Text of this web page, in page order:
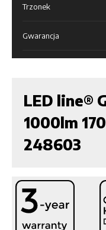
Trzonek
Gwarancja
LED line®
1000lm
248603